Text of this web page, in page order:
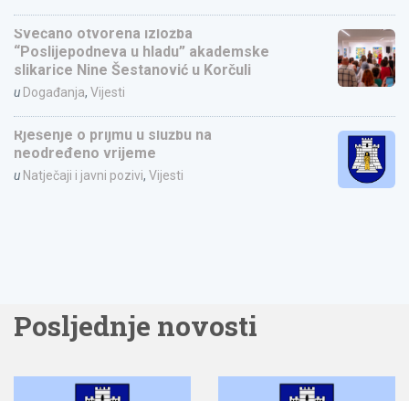
Svečano otvorena izložba
“Poslijepodneva u hladu” akademske
slikarice Nine Šestanović u Korčuli
u Događanja, Vijesti
Rješenje o prijmu u službu na
neodređeno vrijeme
u Natječaji i javni pozivi, Vijesti
Posljednje novosti